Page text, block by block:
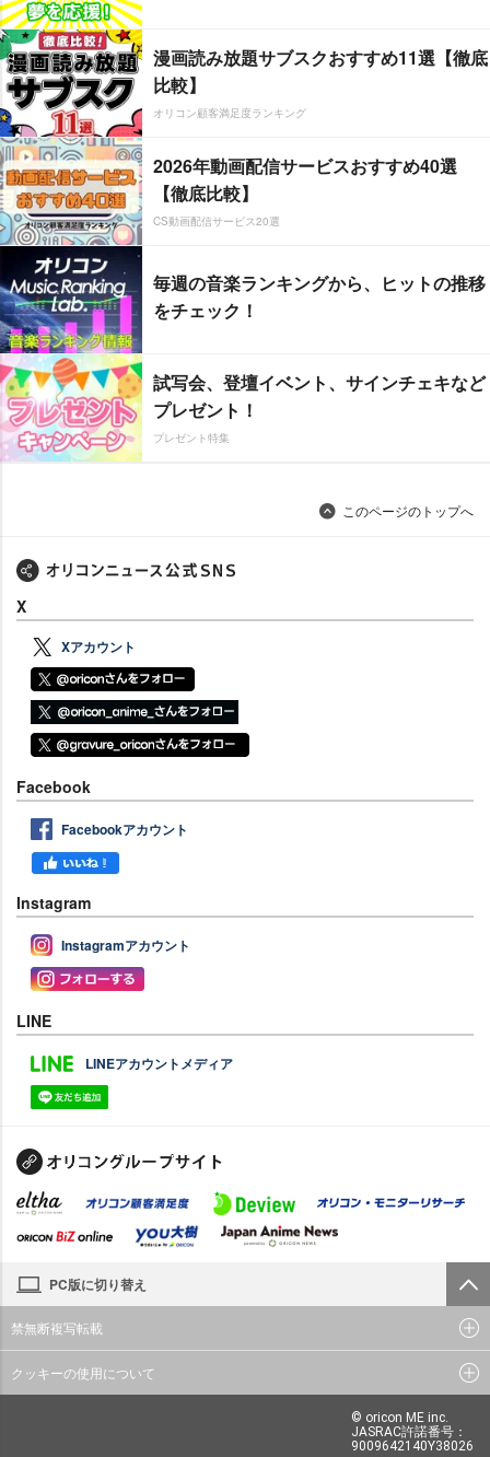
漫画読み放題サブスクおすすめ11選【徹底
比較】
オリコン顧客満足度ランキング
2026年動画配信サービスおすすめ40選
【徹底比較】
CS動画配信サービス20選
毎週の音楽ランキングから、ヒットの推移
をチェック！
試写会、登壇イベント、サインチェキなど
プレゼント！
プレゼント特集
このページのトップへ
X
Xアカウント
Facebook
Facebookアカウント
Instagram
Instagramアカウント
LINE
LINEアカウントメディア
PC版に切り替え
禁無断複写転載
クッキーの使用について
© oricon ME inc.
JASRAC許諾番号：
9009642140Y38026